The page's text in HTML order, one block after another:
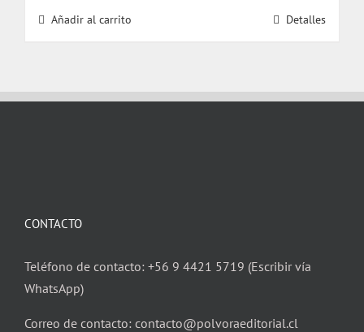
era:
es:
Añadir al carrito Detalles
CONTACTO
Teléfono de contacto: +56 9 4421 5719 (Escribir vía
WhatsApp)
Correo de contacto: contacto@polvoraeditorial.cl